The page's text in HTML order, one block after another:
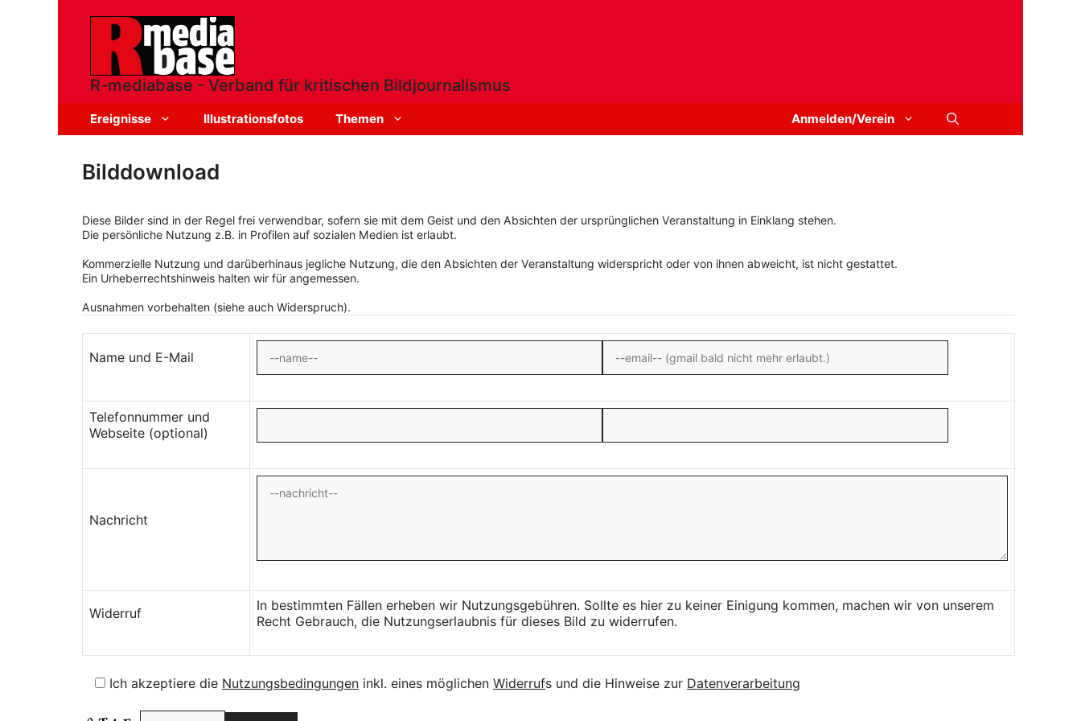
R-mediabase - Verband für kritischen Bildjournalismus
Ereignisse Illustrationsfotos Themen Anmelden/Verein
Bilddownload
Diese Bilder sind in der Regel frei verwendbar, sofern sie mit dem Geist und den Absichten der ursprünglichen Veranstaltung in Einklang stehen.
Die persönliche Nutzung z.B. in Profilen auf sozialen Medien ist erlaubt.
Kommerzielle Nutzung und darüberhinaus jegliche Nutzung, die den Absichten der Veranstaltung widerspricht oder von ihnen abweicht, ist nicht gestattet.
Ein Urheberrechtshinweis halten wir für angemessen.
Ausnahmen vorbehalten (siehe auch Widerspruch).
Name und E-Mail
Telefonnummer und
Webseite (optional)
Nachricht
Widerruf
In bestimmten Fällen erheben wir Nutzungsgebühren. Sollte es hier zu keiner Einigung kommen, machen wir von unserem
Recht Gebrauch, die Nutzungserlaubnis für dieses Bild zu widerrufen.
Ich akzeptiere die Nutzungsbedingungen inkl. eines möglichen Widerrufs und die Hinweise zur Datenverarbeitung